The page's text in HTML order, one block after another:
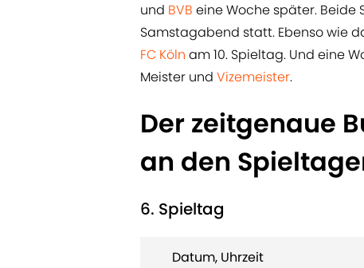
und BVB eine Woche später.
Samstagabend statt. Ebenso wie
FC Köln am 10. Spieltag. Und eine
Meister und Vizemeister.
Der zeitgenaue
an den
6. Spieltag
Datum, Uhrzeit